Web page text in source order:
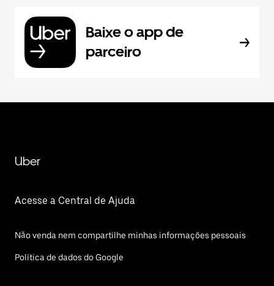
Baixe o app de
parceiro
Uber
Acesse a Central de Ajuda
Não venda nem compartilhe minhas informações pessoais
Política de dados do Google